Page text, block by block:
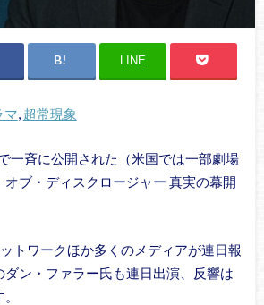
LINE
マ, 超常現象
一斉に公開された（米国では一部劇場
ブ・ディスクロージャー 真実の幕開
トワークほか多くのメディアが連日報
ン・ファラー氏も連日出演、反響は